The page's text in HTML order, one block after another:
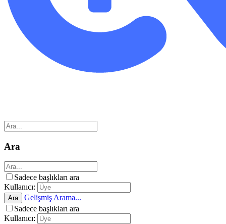
Ara
Sadece başlıkları ara
Kullanıcı:
Ara
Gelişmiş Arama...
Sadece başlıkları ara
Kullanıcı: